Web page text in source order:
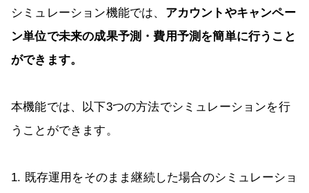
シミュレーション機能では、 アカウントやキャンペー
ン単位で未来の成果予測・費用予測を簡単に行うこと
ができます。
本機能では、以下3つの方法でシミュレーションを行
うことができます。
1. 既存運用をそのまま継続した場合のシミュレーショ